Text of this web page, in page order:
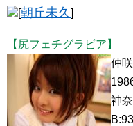
[朝丘未久]
【尻フェチグラビア】
仲
神